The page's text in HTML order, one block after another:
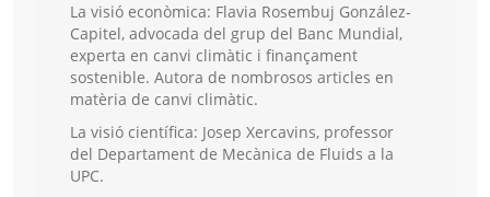
La visió econòmica: Flavia Rosembuj González-
Capitel, advocada del grup del Banc Mundial,
experta en canvi climàtic i finançament
sostenible. Autora de nombrosos articles en
matèria de canvi climàtic.
La visió científica: Josep Xercavins, professor
del Departament de Mecànica de Fluids a la
UPC.